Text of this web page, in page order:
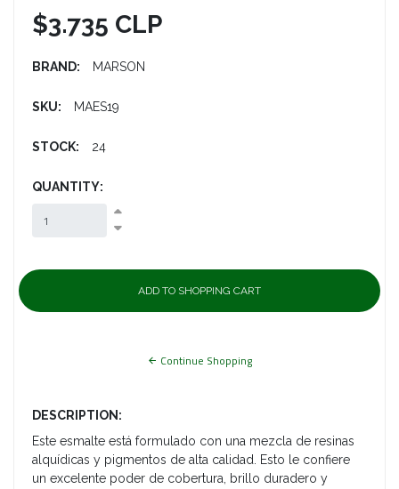
$3.735 CLP
BRAND: MARSON
SKU: MAES19
STOCK: 24
QUANTITY:
Continue Shopping
DESCRIPTION:
Este esmalte está formulado con una mezcla de resinas
alquídicas y pigmentos de alta calidad. Esto le confiere
un excelente poder de cobertura, brillo duradero y